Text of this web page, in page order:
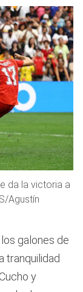
da la victoria a
Agustín
galones de
tranquilidad
y